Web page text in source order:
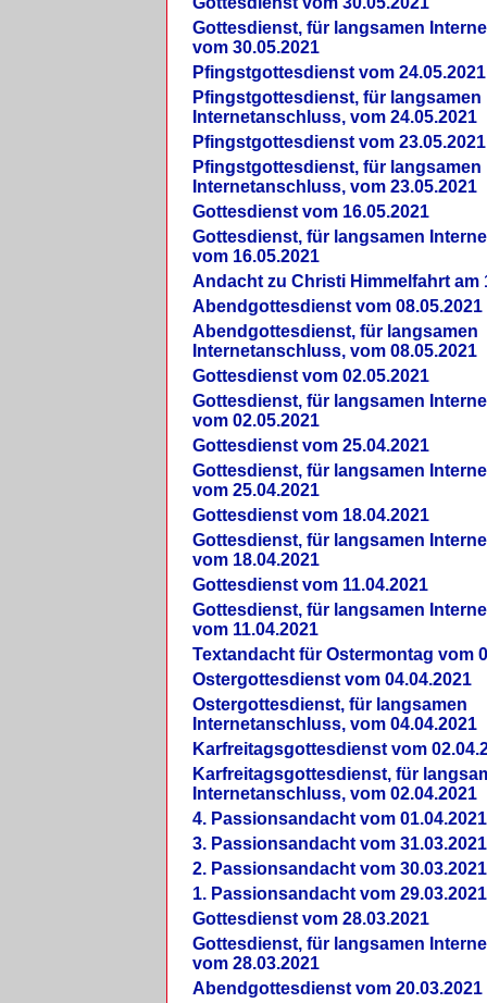
Gottesdienst, für langsamen
vom 30.05.2021
Pfingstgottesdienst vom 24.05.2021
Pfingstgottesdienst, für langsamen
Internetanschluss, vom 24.05.2021
Pfingstgottesdienst vom 23.05.2021
Pfingstgottesdienst, für langsamen
Internetanschluss, vom 23.05.2021
Gottesdienst vom 16.05.2021
Gottesdienst, für langsamen
vom 16.05.2021
Andacht zu Christi Himmelfahrt am
Abendgottesdienst vom 08.05.2021
Abendgottesdienst, für langsamen
Internetanschluss, vom 08.05.2021
Gottesdienst vom 02.05.2021
Gottesdienst, für langsamen
vom 02.05.2021
Gottesdienst vom 25.04.2021
Gottesdienst, für langsamen
vom 25.04.2021
Gottesdienst vom 18.04.2021
Gottesdienst, für langsamen
vom 18.04.2021
Gottesdienst vom 11.04.2021
Gottesdienst, für langsamen
vom 11.04.2021
Textandacht für Ostermontag vom
Ostergottesdienst vom 04.04.2021
Ostergottesdienst, für langsamen
Internetanschluss, vom 04.04.2021
Karfreitagsgottesdienst vom
Karfreitagsgottesdienst, für
Internetanschluss, vom 02.04.2021
4. Passionsandacht vom 01.04.2021
3. Passionsandacht vom 31.03.2021
2. Passionsandacht vom 30.03.2021
1. Passionsandacht vom 29.03.2021
Gottesdienst vom 28.03.2021
Gottesdienst, für langsamen
vom 28.03.2021
Abendgottesdienst vom 20.03.2021